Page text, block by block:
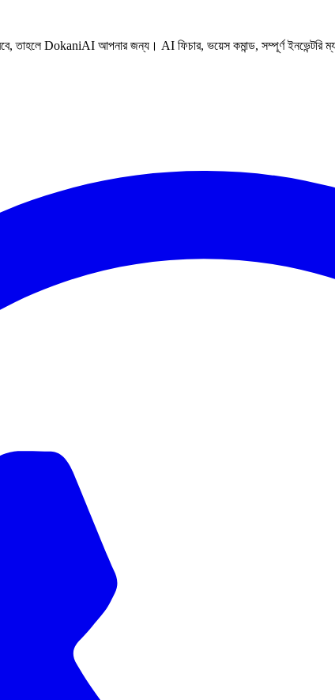
তাহলে DokaniAI আপনার জন্য। AI ফিচার, ভয়েস কমান্ড, সম্পূর্ণ ইনভেন্টরি